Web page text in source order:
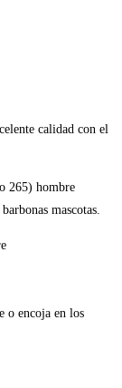
calidad con el
265) hombre
mascotas.
o encoja en los